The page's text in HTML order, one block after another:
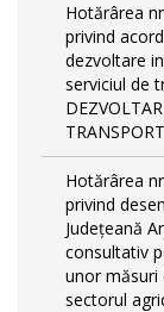
Hotărârea
privind
dezvoltare
serviciul de
Hotărârea
privind
Județeană
consultativ
unor măsuri
sectorul